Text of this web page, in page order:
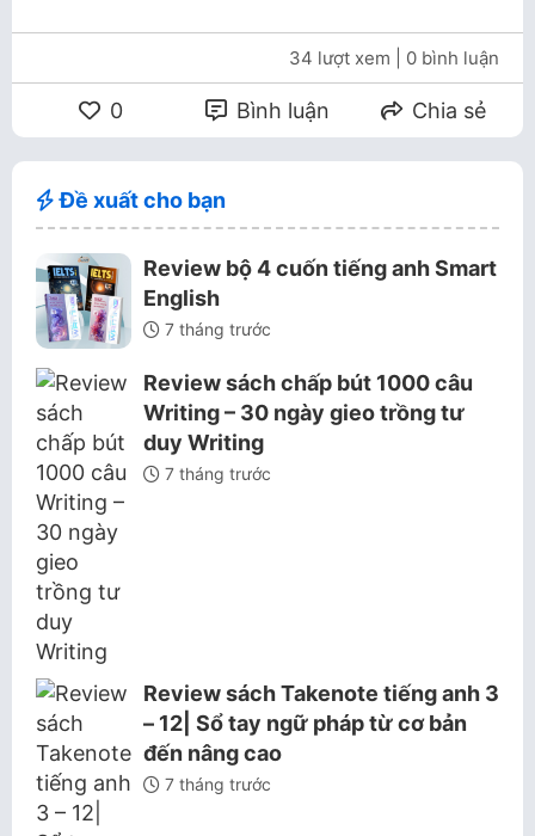
34 lượt xem | 0 bình luận
0 Bình luận Chia sẻ
Đề xuất cho bạn
Review bộ 4 cuốn tiếng anh Smart
English
7 tháng trước
Review sách chấp bút 1000 câu
Writing – 30 ngày gieo trồng tư
duy Writing
7 tháng trước
Review sách Takenote tiếng anh 3
– 12| Sổ tay ngữ pháp từ cơ bản
đến nâng cao
7 tháng trước